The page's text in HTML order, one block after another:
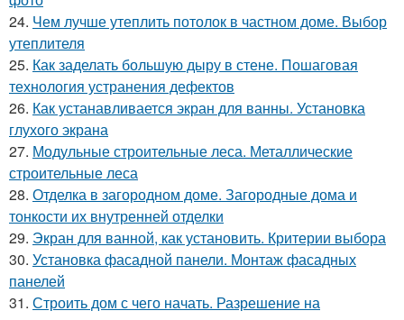
24. Чем лучше утеплить потолок в частном доме. Выбор
утеплителя
25. Как заделать большую дыру в стене. Пошаговая
технология устранения дефектов
26. Как устанавливается экран для ванны. Установка
глухого экрана
27. Модульные строительные леса. Металлические
строительные леса
28. Отделка в загородном доме. Загородные дома и
тонкости их внутренней отделки
29. Экран для ванной, как установить. Критерии выбора
30. Установка фасадной панели. Монтаж фасадных
панелей
31. Строить дом с чего начать. Разрешение на